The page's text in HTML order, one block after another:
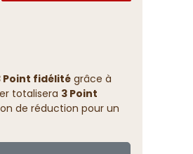
Point fidélitégrâce à
totalisera 3 Point
de réduction pour un